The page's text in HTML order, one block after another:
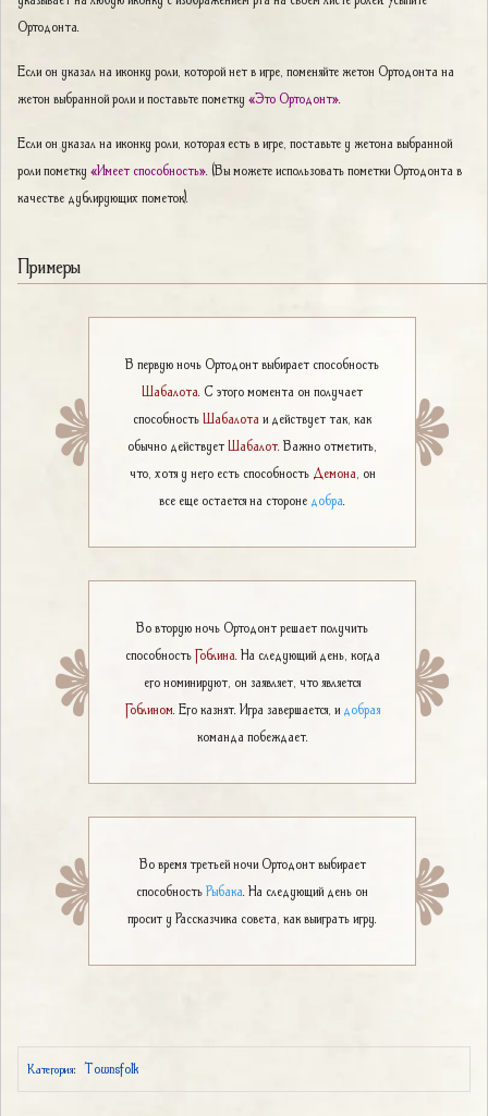
Ортодонта.
Если он указал на иконку роли, которой нет в игре, поменяйте жетон Ортодонта на
жетон выбранной роли и поставьте пометку «Это Ортодонт»
Если он указал на иконку роли, которая есть в игре, поставьте у жетона выбранной
роли пометку «Имеет способность» . (Вы можете использовать пометки Ортодонта в
качестве дублирующих пометок).
Примеры
В первую ночь Ортодонт выбирает способность
Шабалота . С этого момента он получает
способностьШабалота и действует так, как
обычно действуетШабалот . Важно отметить,
что, хотя у него есть способность Демона , он
все еще остается на стороне добра
Во вторую ночь Ортодонт решает получить
способностьГоблина . На следующий день, когда
его номинируют, он заявляет, что является
Гоблином. Его казнят. Игра завершается, и добрая
команда побеждает.
Во время третьей ночи Ортодонт выбирает
способностьРыбака . На следующий день он
просит у Рассказчика совета, как выиграть игру.
Категория: Townsfolk